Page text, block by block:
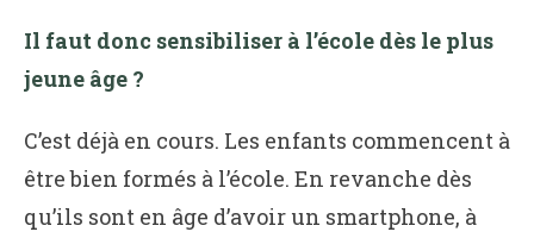
Il faut donc sensibiliser à l’école dès le plus
jeune âge ?
C’est déjà en cours. Les enfants commencent à
être bien formés à l’école. En revanche dès
qu’ils sont en âge d’avoir un smartphone, à